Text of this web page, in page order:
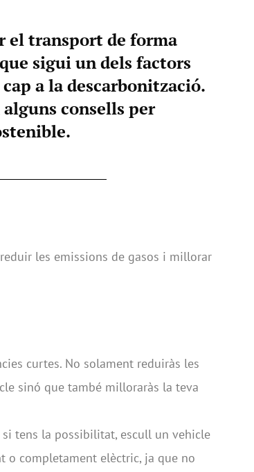
el transport de forma
sigui un dels factors
a la descarbonització.
consells per
les emissions de gasos i millorar
curtes. No solament reduiràs les
sinó que també milloraràs la teva
tens la possibilitat, escull un vehicle
o completament elèctric, ja que no